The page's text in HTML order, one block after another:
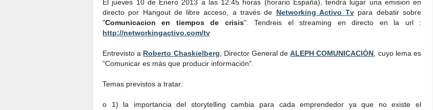
El jueves 10 de Enero 2013 a las 12:45 horas (horario España), tendra lugar una emision en
directo por Hangout de libre acceso, a través de Networking Activo Tv para debatir sobre
"Comunicacion en tiempos de crisis". Tendreis el streaming en directo en la url :
http://networkingactivo.com/tv
Entrevisto a Roberto Chaskielberg , Director General deALEPH COMUNICACIÓN , cuyo lema es
"Comunicar es más que producir información".
Temas previstos a tratar:
o 1) la importancia del storytelling cambia para cada emprendedor ya que no existe el